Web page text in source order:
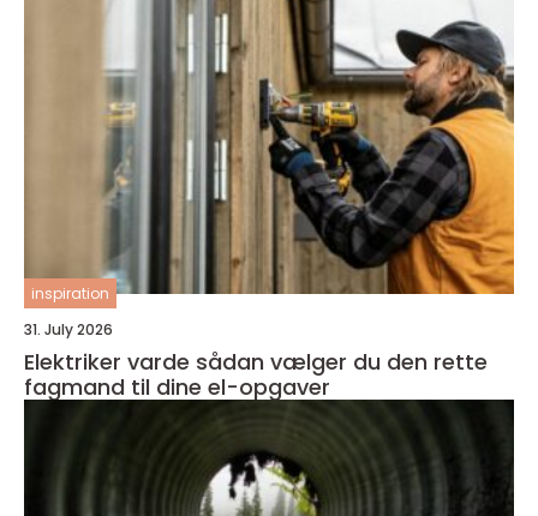
inspiration
31. July 2026
Elektriker varde sådan vælger du den rette
fagmand til dine el-opgaver